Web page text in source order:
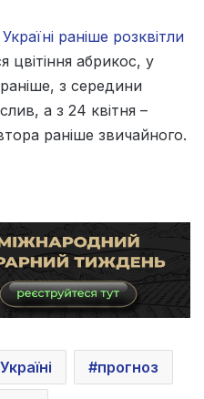
раніше розквітли
цвітіння абрикос, у
з середини
а з 24 квітня –
раніше звичайного.
прогноз